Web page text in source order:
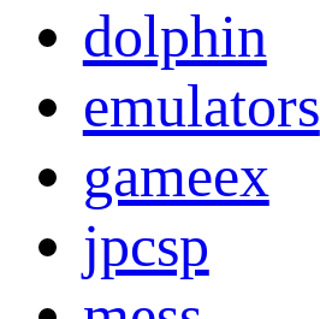
dolphin
emulators
gameex
jpcsp